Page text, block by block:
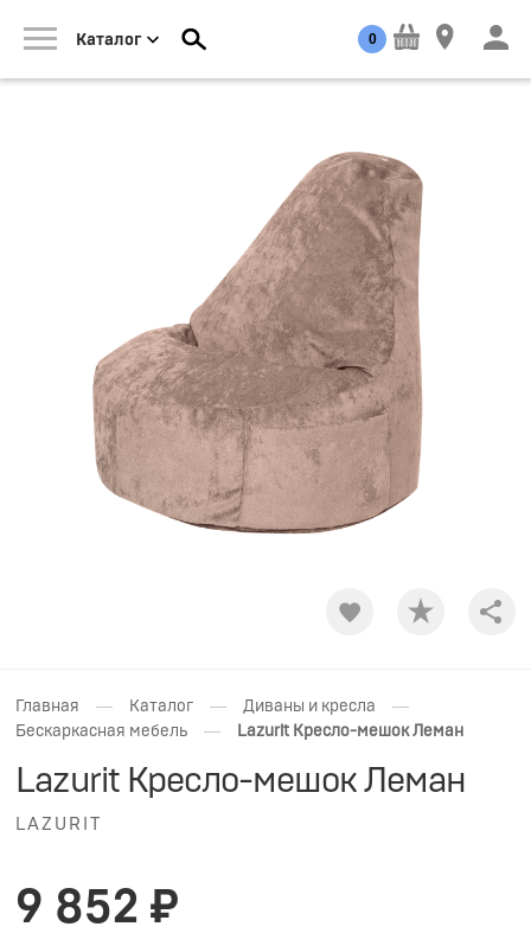
Каталог 0
Главная — Каталог — Диваны и кресла —
Бескаркасная мебель — Lazurit Кресло-мешок Леман
Lazurit Кресло-мешок Леман
LAZURIT
9 852 ₽